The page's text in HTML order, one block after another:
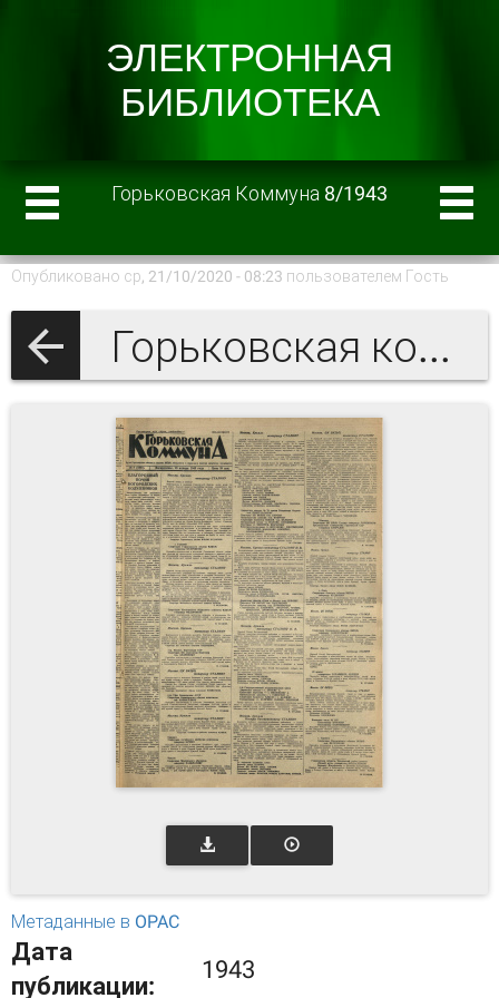
Горьковская Коммуна 8/1943
Опубликовано ср, 21/10/2020 - 08:23 пользователем Гость
Горьковская коммуна 1943 г.
Метаданные в OPAC
Дата
публикации:
1943